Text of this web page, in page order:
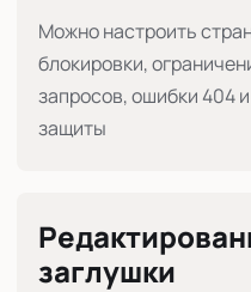
Можно настроить
блокировки,
запросов, ошибки 404
защиты
заглушки